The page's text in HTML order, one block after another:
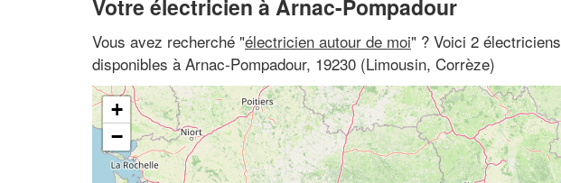
Votre électricien à Arnac-Pompadour
Vous avez recherché "électricien autour de moi" ? Voici 2 électriciens
disponibles à Arnac-Pompadour, 19230 (Limousin, Corrèze)
+
−